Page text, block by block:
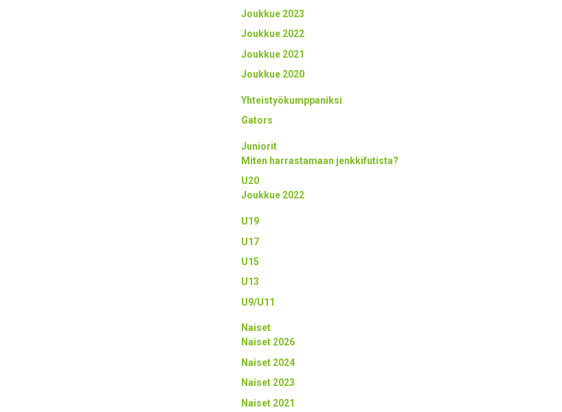
Joukkue 2023
Joukkue 2022
Joukkue 2021
Joukkue 2020
Yhteistyökumppaniksi
Gators
Juniorit
Miten harrastamaan jenkkifutista?
U20
Joukkue 2022
U19
U17
U15
U13
U9/U11
Naiset
Naiset 2026
Naiset 2024
Naiset 2023
Naiset 2021